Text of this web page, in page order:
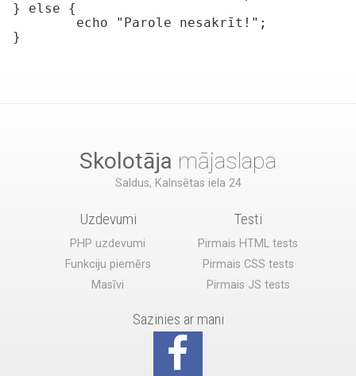
} else {
Skolotāja mājaslapa
Saldus, Kalnsētas iela 24
Uzdevumi
PHP uzdevumi
Funkciju piemērs
Masīvi
Testi
Pirmais HTML tests
Pirmais CSS tests
Pirmais JS tests
Sazinies ar mani